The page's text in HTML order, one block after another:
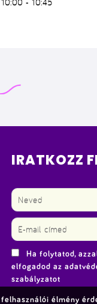
10:00 - 10:45
IRATKOZZ
Ha folytatod,
elfogadod az
szabályzatot
élmény